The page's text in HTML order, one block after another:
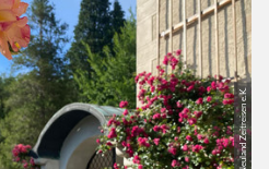
| Neuland Zeitreisen e.K.